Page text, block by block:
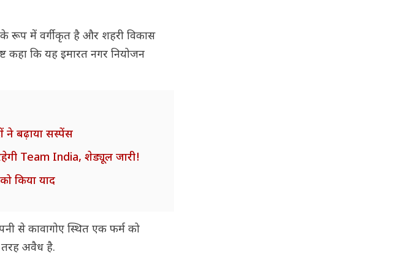
के रूप में वर्गीकृत है और शहरी विकास
कहा कि यह इमारत नगर नियोजन
ने बढ़ाया सस्पेंस
Team India, शेड्यूल जारी!
किया याद
से कावागोए स्थित एक फर्म को
तरह अवैध है.